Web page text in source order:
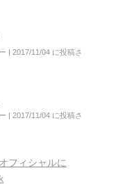
|2017/11/04 に投稿さ
|2017/11/04 に投稿さ
フィシャルに